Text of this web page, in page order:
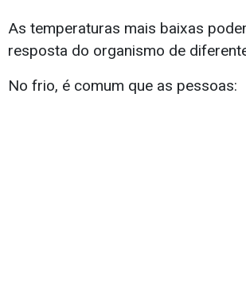
As temperaturas mais baixas
resposta do organismo de
No frio, é comum que as pessoas: